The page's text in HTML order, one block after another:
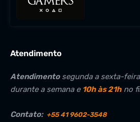
Atendimento
Atendimentosegunda a sexta-
durante a semana e 10h às 21h no
Contato: +55 41 9602-3548